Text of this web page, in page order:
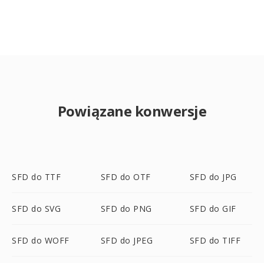
Powiązane konwersje
SFD do TTF SFD do OTF SFD do JPG
SFD do SVG SFD do PNG SFD do GIF
SFD do WOFF SFD do JPEG SFD do TIFF